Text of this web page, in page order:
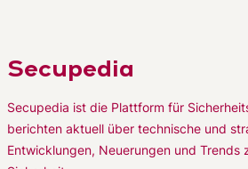
Secupedia
Secupedia ist die Plattform für
berichten aktuell über technische und
Entwicklungen, Neuerungen und Trends